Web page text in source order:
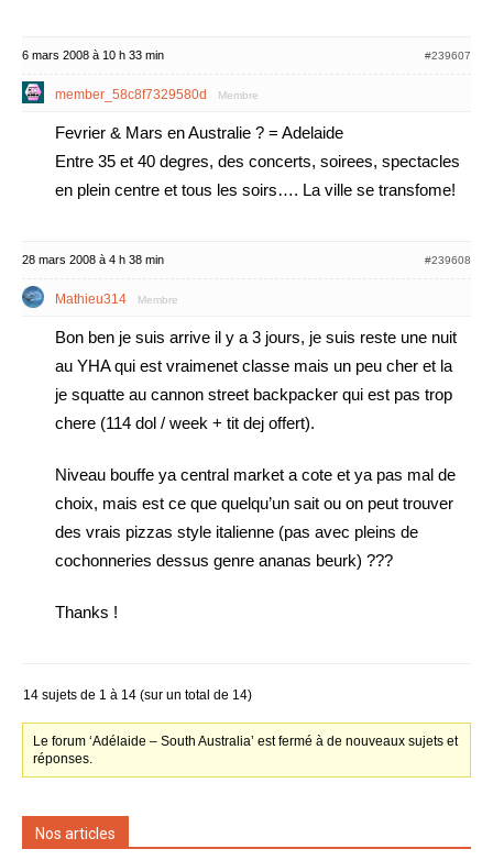
6 mars 2008 à 10 h 33 min #239607
member_58c8f7329580d Membre
Fevrier & Mars en Australie ? = Adelaide
Entre 35 et 40 degres, des concerts, soirees, spectacles
en plein centre et tous les soirs…. La ville se transfome!
28 mars 2008 à 4 h 38 min #239608
Mathieu314 Membre
Bon ben je suis arrive il y a 3 jours, je suis reste une nuit
au YHA qui est vraimenet classe mais un peu cher et la
je squatte au cannon street backpacker qui est pas trop
chere (114 dol / week + tit dej offert).
Niveau bouffe ya central market a cote et ya pas mal de
choix, mais est ce que quelqu’un sait ou on peut trouver
des vrais pizzas style italienne (pas avec pleins de
cochonneries dessus genre ananas beurk) ???
Thanks !
14 sujets de 1 à 14 (sur un total de 14)
Le forum ‘Adélaide – South Australia’ est fermé à de nouveaux sujets et
réponses.
Nos articles